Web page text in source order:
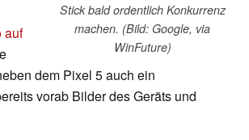
Stick bald ordentlich Konkurrenz
machen. (Bild: Google, via
WinFuture)
auf
dem Pixel 5 auch ein
vorab Bilder des Geräts und